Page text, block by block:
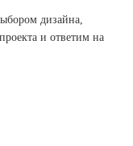
дизайна,
и ответим на